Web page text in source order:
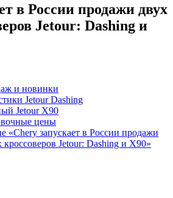
в России продажи двух
Jetour: Dashing и
и новинки
Jetour Dashing
Jetour X90
цены
«Chery запускает в России продажи
кроссоверов Jetour: Dashing и X90»